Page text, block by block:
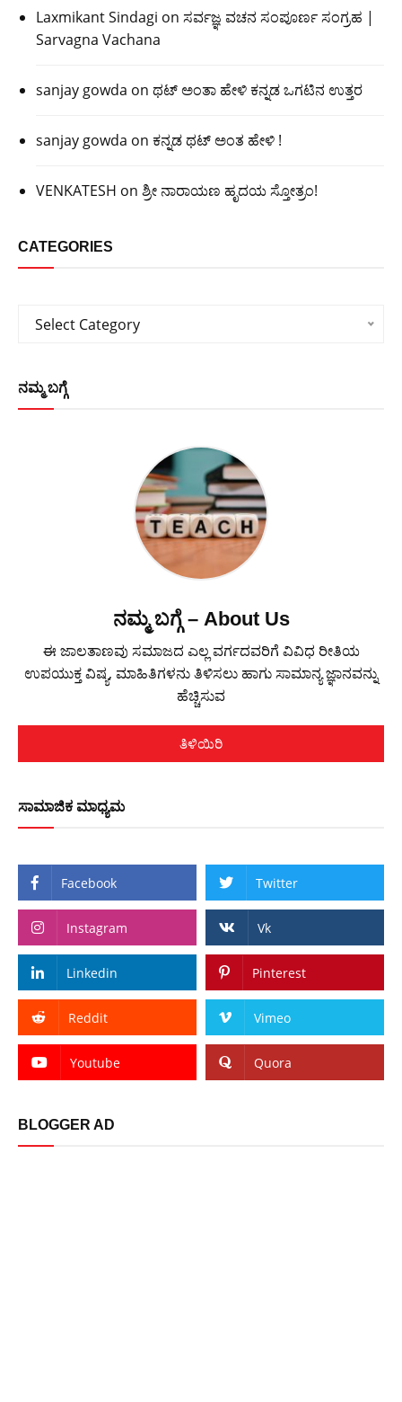
Laxmikant Sindagi on ಸರ್ವಜ್ಞ ವಚನ ಸಂಪೂರ್ಣ ಸಂಗ್ರಹ |
Sarvagna Vachana
sanjay gowda on ಥಟ್ ಅಂತಾ ಹೇಳಿ ಕನ್ನಡ ಒಗಟಿನ ಉತ್ತರ
sanjay gowda on ಕನ್ನಡ ಥಟ್ ಅಂತ ಹೇಳಿ !
VENKATESH on ಶ್ರೀ ನಾರಾಯಣ ಹೃದಯ ಸ್ತೋತ್ರಂ!
CATEGORIES
Categories
Select Category
ನಮ್ಮ ಬಗ್ಗೆ
ನಮ್ಮ ಬಗ್ಗೆ – About Us
ಈ ಜಾಲತಾಣವು ಸಮಾಜದ ಎಲ್ಲ ವರ್ಗದವರಿಗೆ ವಿವಿಧ ರೀತಿಯ
ಉಪಯುಕ್ತ ವಿಷ್ಯ, ಮಾಹಿತಿಗಳನು ತಿಳಿಸಲು ಹಾಗು ಸಾಮಾನ್ಯ ಜ್ಞಾನವನ್ನು
ಹೆಚ್ಚಿಸುವ
ತಿಳಿಯಿರಿ
ಸಾಮಾಜಿಕ ಮಾಧ್ಯಮ
Facebook Twitter
Instagram Vk
Linkedin Pinterest
Reddit Vimeo
Youtube Quora
BLOGGER AD